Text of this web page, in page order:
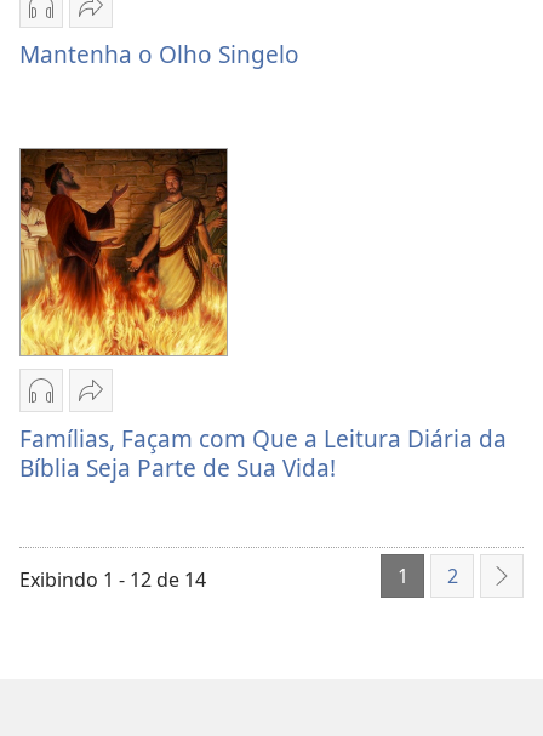
Opções
de
Mantenha
o
Olho
Singelo
Compartilhar
Mantenha
Mantenha o Olho Singelo
Opções
de
download
Famílias,
Façam
Compartilhar
Famílias,
Façam
com
a
Leitura
Famílias, Façam com Que a Leitura Diária da
Bíblia Seja Parte de Sua Vida!
Exibindo 1 - 12 de 14 1 2